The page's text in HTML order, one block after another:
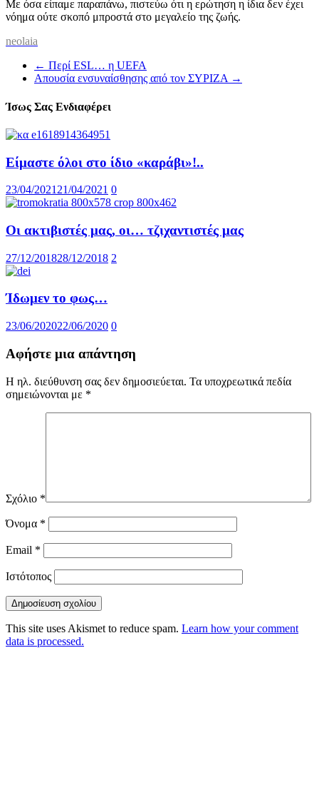
Με όσα είπαμε παραπάνω, πιστεύω ότι η ερώτηση η ίδια δεν έχει
νόημα ούτε σκοπό μπροστά στο μεγαλείο της ζωής.
neolaia
← Περί ESL… η UEFA
Απουσία ενσυναίσθησης από τον ΣΥΡΙΖΑ →
Ίσως Σας Ενδιαφέρει
Είμαστε όλοι στο ίδιο «καράβι»!..
23/04/2021 21/04/2021 0
Οι ακτιβιστές μας, οι… τζιχαντιστές μας
27/12/201828/12/2018 2
Ίδωμεν το φως…
23/06/202022/06/2020 0
Αφήστε μια απάντηση
Η ηλ. διεύθυνση σας δεν δημοσιεύεται. Τα υποχρεωτικά πεδία
σημειώνονται με *
Σχόλιο *
Όνομα *
Email *
Ιστότοπος
This site uses Akismet to reduce spam. Learn how your comment
data is processed.